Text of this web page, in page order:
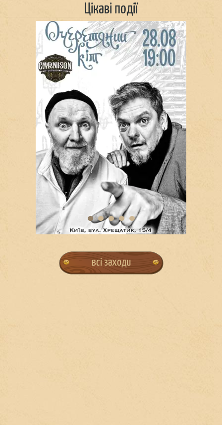
Цікаві події
всі заходи